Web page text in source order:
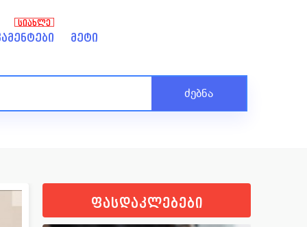
ᲡᲘᲐᲮᲚᲔ
მეტი
ძებნა
ფასდაკლებები